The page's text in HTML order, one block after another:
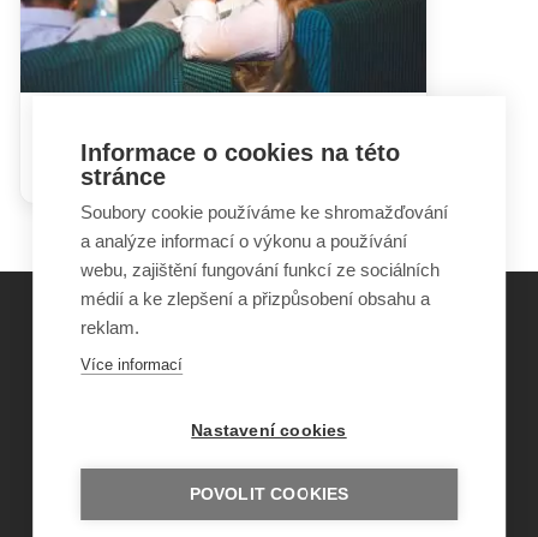
ublížit i prospět
©Obecně prospěšná společnost Sirius
ISSN 1805-8876
nazory@sancedetem.cz
Odběr novinek e-mailem
Informace o cookies na této
stránce
Soubory cookie používáme ke shromažďování
a analýze informací o výkonu a používání
webu, zajištění fungování funkcí ze sociálních
médií a ke zlepšení a přizpůsobení obsahu a
reklam.
Více informací
Nastavení cookies
POVOLIT COOKIES